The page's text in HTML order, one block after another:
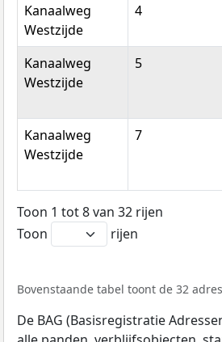
Kanaalweg
Westzijde
4
Kanaalweg
Westzijde
5
Kanaalweg
Westzijde
7
Toon 1 tot 8 van 32 rijen
Toon
rijen
Bovenstaande tabel toont de 32
De BAG (Basisregistratie